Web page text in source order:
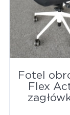
Fotel
Flex